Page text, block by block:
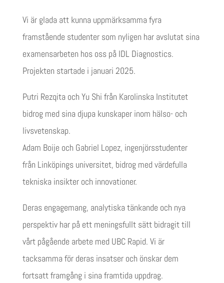
Vi är glada att kunna uppmärksamma fyra
framstående studenter som nyligen har avslutat sina
examensarbeten hos oss på IDL Diagnostics.
Projekten startade i januari 2025.
Putri Rezqita och Yu Shi från Karolinska Institutet
bidrog med sina djupa kunskaper inom hälso- och
livsvetenskap.
Adam Boije och Gabriel Lopez, ingenjörsstudenter
från Linköpings universitet, bidrog med värdefulla
tekniska insikter och innovationer.
Deras engagemang, analytiska tänkande och nya
perspektiv har på ett meningsfullt sätt bidragit till
vårt pågående arbete med UBC Rapid. Vi är
tacksamma för deras insatser och önskar dem
fortsatt framgång i sina framtida uppdrag.